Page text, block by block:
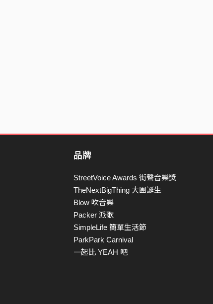
品牌
StreetVoice Awards 街聲音樂獎
TheNextBigThing 大團誕生
Blow 吹音樂
Packer 派歌
SimpleLife 簡單生活節
ParkPark Carnival
一起比 YEAH 吧